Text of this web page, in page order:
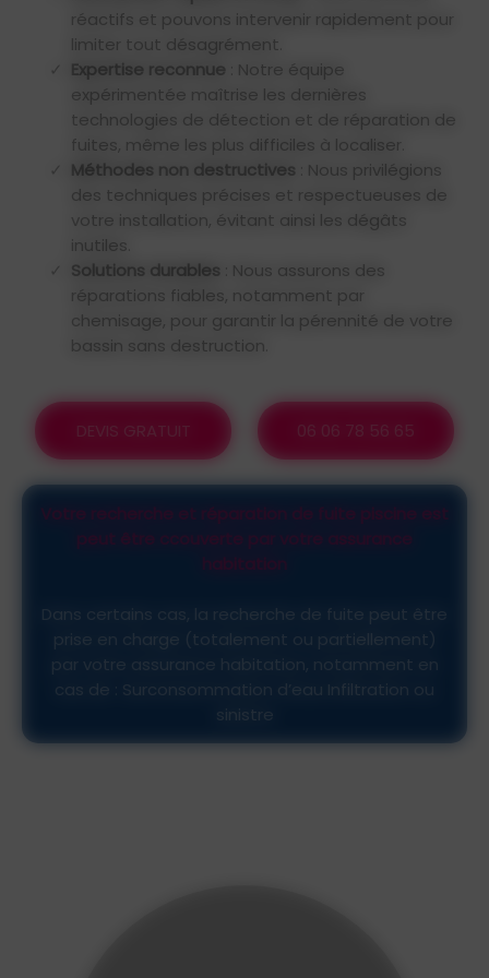
réactifs et pouvons intervenir rapidement pour
limiter tout désagrément.
Expertise reconnue : Notre équipe
expérimentée maîtrise les dernières
technologies de détection et de réparation de
fuites, même les plus difficiles à localiser.
Méthodes non destructives : Nous privilégions
des techniques précises et respectueuses de
votre installation, évitant ainsi les dégâts
inutiles.
Solutions durables : Nous assurons des
réparations fiables, notamment par
chemisage, pour garantir la pérennité de votre
bassin sans destruction.
DEVIS GRATUIT 06 06 78 56 65
Votre recherche et réparation de fuite piscine est
peut être ccouverte par votre assurance
habitation
Dans certains cas, la recherche de fuite peut être
prise en charge (totalement ou partiellement)
par votre assurance habitation, notamment en
cas de : Surconsommation d’eau Infiltration ou
sinistre